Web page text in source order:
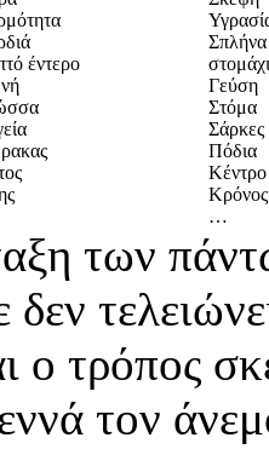
Σπλήνα
έντερο
Γεύση
Στόμα
Σάρκες
Πόδια
Κέντρο
Κρόνος
…
των
δεν
ο τρόπος
τον